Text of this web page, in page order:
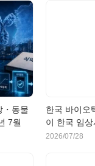
・동물
7월
미치
한국 바이오
이 한국 임
게 의미하는
2026/07/28